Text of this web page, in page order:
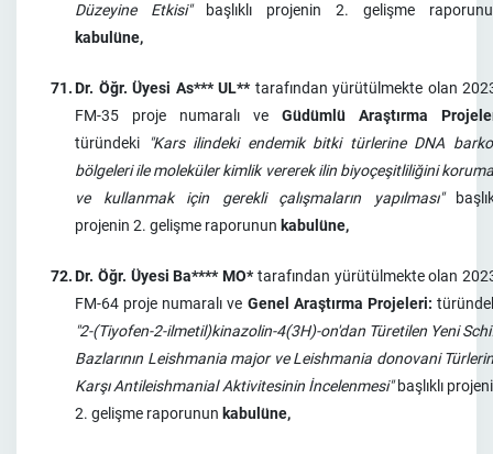
Düzeyine Etkisi"başlıklı projenin 2. gelişme
kabulüne,
71.Dr. Öğr. Üyesi As*** UL**tarafından yürütülmekte olan
FM-35 proje numaralı ve Güdümlü Araştırma
türündeki
"Kars ilindeki endemik bitki türlerine DNA
bölgeleri ile moleküler kimlik vererek ilin biyoçeşitliliğini
ve kullanmak için gerekli çalışmaların yapılması"
projenin 2. gelişme raporunun kabulüne,
72.Dr. Öğr. Üyesi Ba**** MO*tarafından yürütülmekte olan
FM-64 proje numaralı ve Genel Araştırma Projeleri:
"2-(Tiyofen-2-ilmetil)kinazolin-4(3H)-on'dan Türetilen Yeni
Bazlarının Leishmania major ve Leishmania donovani
Karşı Antileishmanial Aktivitesinin İncelenmesi"başlıklı
2. gelişme raporunun kabulüne,